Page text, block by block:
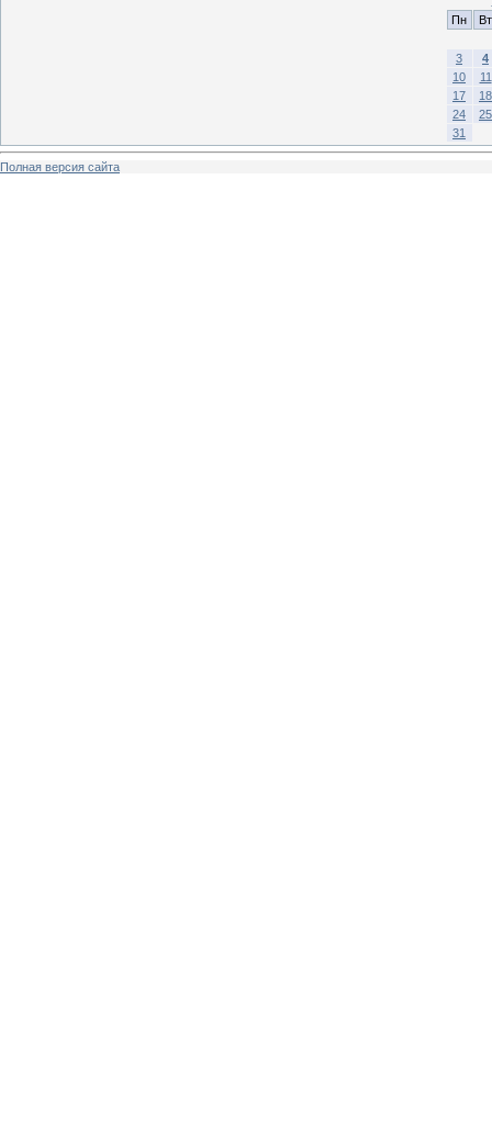
Пн
Вт
3
4
10
11
17
18
24
25
31
Полная версия сайта